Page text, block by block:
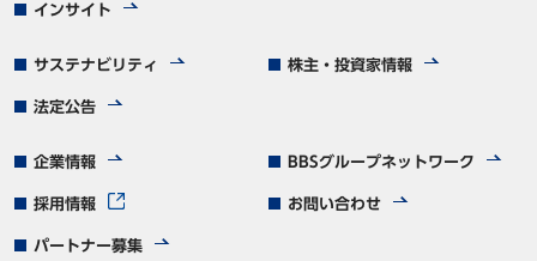
インサイト
サステナビリティ 株主・投資家情報
法定公告
企業情報 BBSグループネットワーク
採用情報 お問い合わせ
パートナー募集